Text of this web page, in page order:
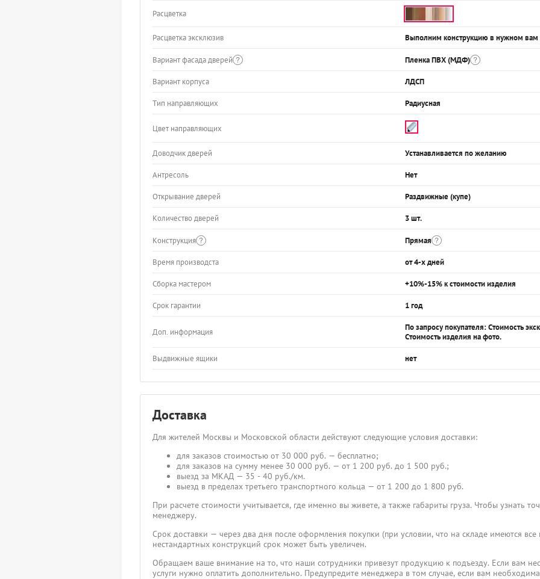
Расцветка
Расцветка эксклюзив Выполним конструкцию в нужном вам
Вариант фасада дверей Пленка ПВХ (МДФ)
Вариант корпуса ЛДСП
Тип направляющих Радиусная
Цвет направляющих
Доводчик дверей Устанавливается по желанию
Антресоль Нет
Открывание дверей Раздвижные (купе)
Количество дверей 3 шт.
Конструкция Прямая
Время производста от 4-х дней
Сборка мастером +10%-15% к стоимости изделия
Срок гарантии 1 год
Доп. информация
По запросу покупателя: Стоимость
Стоимость изделия на фото.
Выдвижные ящики нет
Доставка
Для жителей Москвы и Московской области действуют следующие условия доставки:
для заказов стоимостью от 30 000 руб. — бесплатно;
для заказов на сумму менее 30 000 руб. — от 1 200 руб. до 1 500 руб.;
выезд за МКАД — 35 - 40 руб./км.
выезд в пределах третьего транспортного кольца — от 1 200 до 1 800 руб.
При расчете стоимости учитывается, где именно вы живете, а также габариты груза. Чтобы узнать
менеджеру.
Срок доставки — через два дня после оформления покупки (при условии, что на складе имеются
нестандартных конструкций срок может быть увеличен.
Обращаем ваше внимание на то, что наши сотрудники привезут продукцию к подъезду. Если вам
услуги нужно оплатить дополнительно. Предупредите менеджера в том случае, если вам